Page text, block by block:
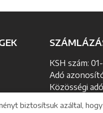
KSH szám:
Adó
Közösségi
biztosítsuk azáltal,